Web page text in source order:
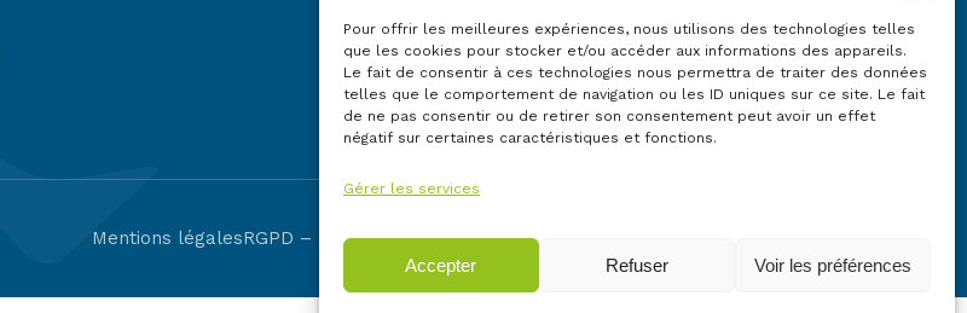
Pour offrir les meilleures expériences, nous utilisons des technologies telles
que les cookies pour stocker et/ou accéder aux informations des appareils.
Le fait de consentir à ces technologies nous permettra de traiter des données
telles que le comportement de navigation ou les ID uniques sur ce site. Le fait
de ne pas consentir ou de retirer son consentement peut avoir un effet
négatif sur certaines caractéristiques et fonctions.
Gérer les services
Accepter Refuser Voir les préférences
Nos partenaires
Mentions légalesRGPD – Politique des donnéesPolitique des confidentialité